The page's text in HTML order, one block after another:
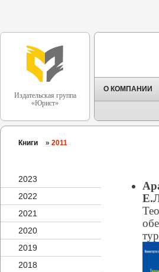
Издательская группа
«Юрист»
О КОМПАНИИ
Книги » 2011
2023
2022
2021
2020
2019
2018